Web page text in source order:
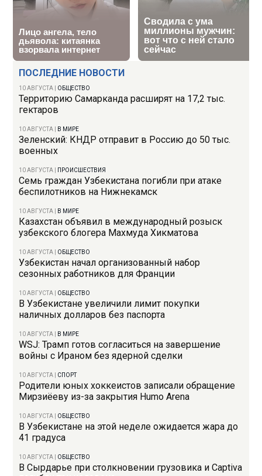
ПОСЛЕДНИЕ НОВОСТИ
10 АВГУСТА ОБЩЕСТВО
Территорию Самарканда расширят на 17,2 тыс.
гектаров
10 АВГУСТА В МИРЕ
Зеленский: КНДР отправит в Россию до 50 тыс.
военных
10 АВГУСТА ПРОИСШЕСТВИЯ
Семь граждан Узбекистана погибли при атаке
беспилотников на Нижнекамск
10 АВГУСТА В МИРЕ
Казахстан объявил в международный розыск
узбекского блогера Махмуда Хикматова
10 АВГУСТА ОБЩЕСТВО
Узбекистан начал организованный набор
сезонных работников для Франции
10 АВГУСТА ОБЩЕСТВО
В Узбекистане увеличили лимит покупки
наличных долларов без паспорта
10 АВГУСТА В МИРЕ
WSJ: Трамп готов согласиться на завершение
войны с Ираном без ядерной сделки
10 АВГУСТА СПОРТ
Родители юных хоккеистов записали обращение
Мирзиёеву из-за закрытия Humo Arena
10 АВГУСТА ОБЩЕСТВО
В Узбекистане на этой неделе ожидается жара до
41 градуса
10 АВГУСТА ОБЩЕСТВО
В Сырдарье при столкновении грузовика и Captiva